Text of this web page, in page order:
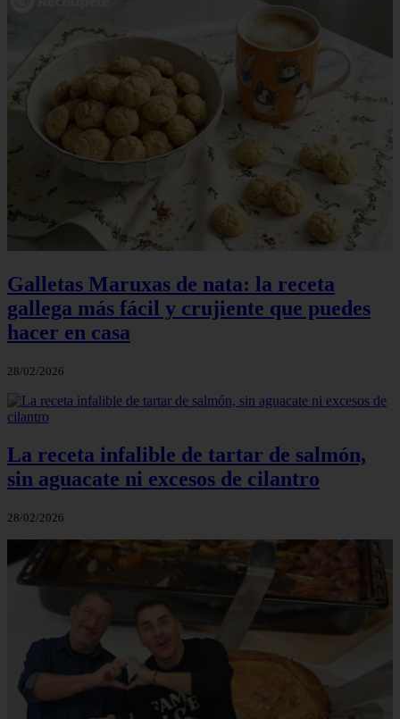
Galletas Maruxas de nata: la receta
gallega más fácil y crujiente que puedes
hacer en casa
28/02/2026
La receta infalible de tartar de salmón,
sin aguacate ni excesos de cilantro
28/02/2026